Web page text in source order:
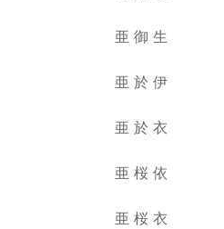
亜 御 生
亜 於 伊
亜 於 衣
亜 桜 依
亜 桜 衣